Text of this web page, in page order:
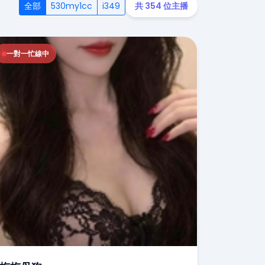
全部 530my1cc i349 共 354 位主播
一對一忙線中